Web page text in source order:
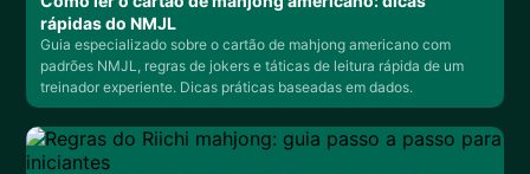
rápidas do NMJL
Guia especializado sobre o cartão de mahjong americano com
padrões NMJL, regras de jokers e táticas de leitura rápida de um
treinador experiente. Dicas práticas baseadas em dados.